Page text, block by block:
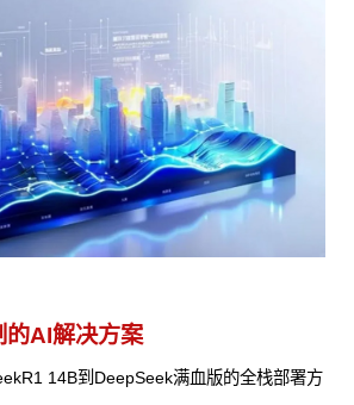
的AI解决方案
14B到DeepSeek满血版的全栈部署方